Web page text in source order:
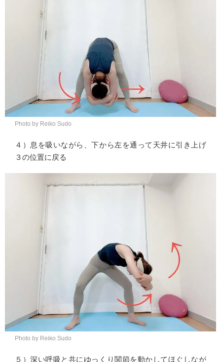
Photo by Reiko Sudo
４）息を吸いながら、下から左を通って天井に引き上げ
３の位置に戻る
Photo by Reiko Sudo
５）深い呼吸と共にゆっくり関節を動かしてほぐしなが